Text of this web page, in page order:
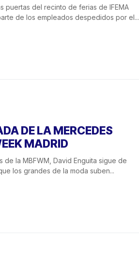
puertas del recinto de ferias de IFEMA
de los empleados despedidos por el...
DE LA MERCEDES
MADRID
de la MBFWM, David Enguita sigue de
los grandes de la moda suben...